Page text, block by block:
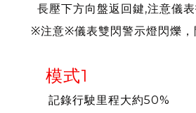
長壓下方向盤返回鍵,注意儀
※注意※儀表雙閃警示燈閃爍，
模式1
記錄行駛里程大約50%